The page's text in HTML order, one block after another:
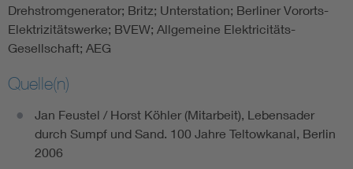
Drehstromgenerator; Britz; Unterstation; Berliner Vororts-
Elektrizitätswerke; BVEW; Allgemeine Elektricitäts-
Gesellschaft; AEG
Quelle(n)
Jan Feustel / Horst Köhler (Mitarbeit), Lebensader
durch Sumpf und Sand. 100 Jahre Teltowkanal, Berlin
2006